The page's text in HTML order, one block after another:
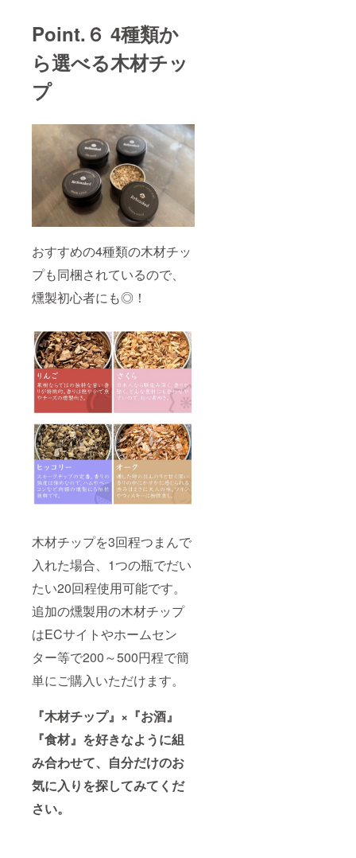
Point.６ 4種類か
ら選べる木材チッ
プ
おすすめの4種類の木材チッ
プも同梱されているので、
燻製初心者にも◎！
木材チップを3回程つまんで
入れた場合、1つの瓶でだい
たい20回程使用可能です。
追加の燻製用の木材チップ
はECサイトやホームセン
ター等で200～500円程で簡
単にご購入いただけます。
『木材チップ』×『お酒』
『食材』を好きなように組
み合わせて、自分だけのお
気に入りを探してみてくだ
さい。